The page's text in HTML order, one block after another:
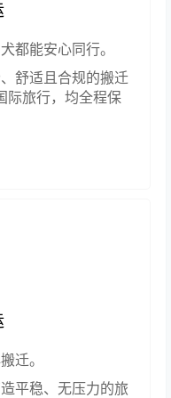
都能安心同行。
舒适且合规的搬迁
际旅行，均全程保
迁。
平稳、无压力的旅